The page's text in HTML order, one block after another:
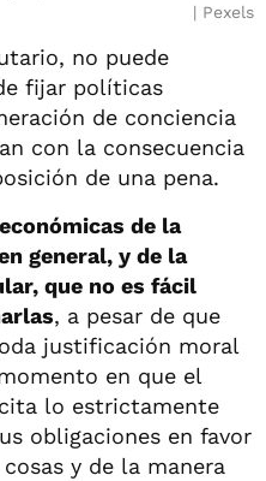
Pexels
no puede
fijar políticas
de conciencia
con la consecuencia
de una pena.
de la
general, y de la
que no es fácil
, a pesar de que
justificación moral
en que el
lo estrictamente
obligaciones en favor
y de la manera